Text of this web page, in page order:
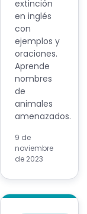
extinción
en inglés
con
ejemplos y
oraciones.
Aprende
nombres
de
animales
amenazados.
9 de
noviembre
de 2023